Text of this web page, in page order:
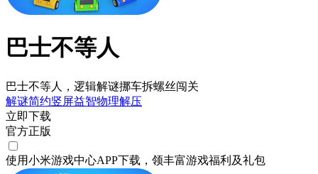
巴士不等人
巴士不等人，逻辑解谜挪车拆螺丝闯关
解谜简约竖屏益智物理解压
立即下载
官方正版
使用小米游戏中心APP下载 ，领丰富游戏福利 及礼包